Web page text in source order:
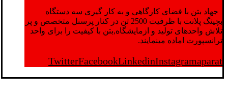
جهاد بتن با فضای کارگاهی و به کار گیری سه دستگاه
بچینگ پلانت با ظرفیت 2500 تن در کنار پرسنل متخصص و پر
تلاش واحدهای تولید و ازمایشگاه,بتن با کیفیت را برای واحد
ترانسپورت اماده مینمایند.
TwitterFacebookLinkedinInstagramaparat